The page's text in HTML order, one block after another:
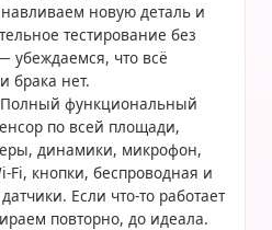
новую деталь и
тестирование без
убеждаемся, что всё
брака нет.
Полный функциональный
по всей площади,
динамики, микрофон,
Fi, кнопки, беспроводная и
Если что-то работает
повторно, до идеала.